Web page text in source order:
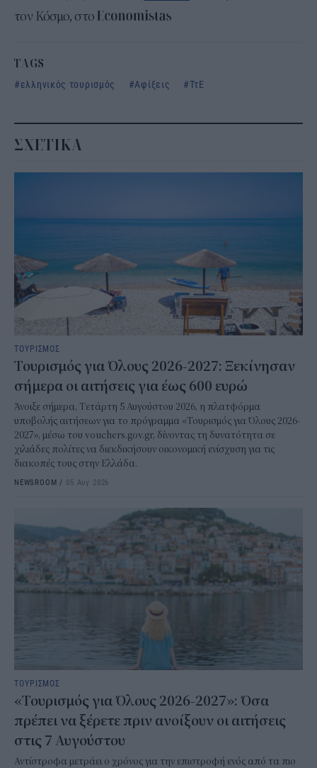
τον Κόσμο, στο
TAGS
ελληνικός τουρισμός
Αφίξεις ΤτΕ
ΣΧΕΤΙΚΑ
ΤΟΥΡΙΣΜΟΣ
Τουρισμός για Όλους 2026-2027: Ξεκίνησαν
σήμερα οι αιτήσεις για έως 600 ευρώ
Άνοιξε σήμερα, Τετάρτη 5 Αυγούστου 2026, η πλατφόρμα
υποβολής αιτήσεων για το πρόγραμμα «Τουρισμός για Όλους 2026-
2027», μέσω του vouchers.gov.gr, δίνοντας τη δυνατότητα σε
χιλιάδες πολίτες να διεκδικήσουν οικονομική ενίσχυση για τις
διακοπές τους στην Ελλάδα.
NEWSROOM / 05 Αυγ 2026
ΤΟΥΡΙΣΜΟΣ
«Τουρισμός για Όλους 2026-2027»: Όσα
πρέπει να ξέρετε πριν ανοίξουν οι αιτήσεις
στις 7 Αυγούστου
Αντίστροφα μετράει ο χρόνος για την επιστροφή ενός από τα πιο